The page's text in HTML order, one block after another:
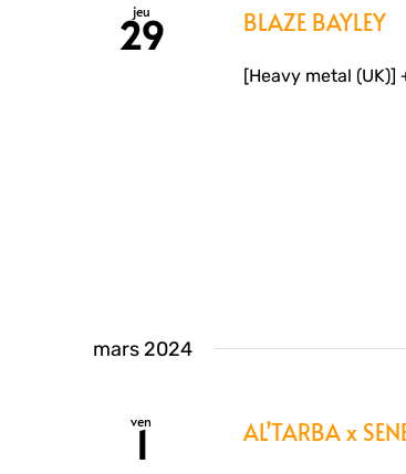
jeu
29 BLAZE BAYLEY
[Heavy metal (UK)]
mars 2024
ven
1 AL’TARBA x